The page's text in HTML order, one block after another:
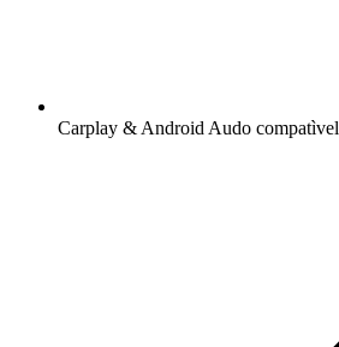
Carplay & Android Audo compatìvel